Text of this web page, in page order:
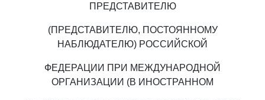
ПРЕДСТАВИТЕЛЮ
(ПРЕДСТАВИТЕЛЮ, ПОСТОЯННОМУ
НАБЛЮДАТЕЛЮ) РОССИЙСКОЙ
ФЕДЕРАЦИИ ПРИ МЕЖДУНАРОДНОЙ
ОРГАНИЗАЦИИ (В ИНОСТРАННОМ